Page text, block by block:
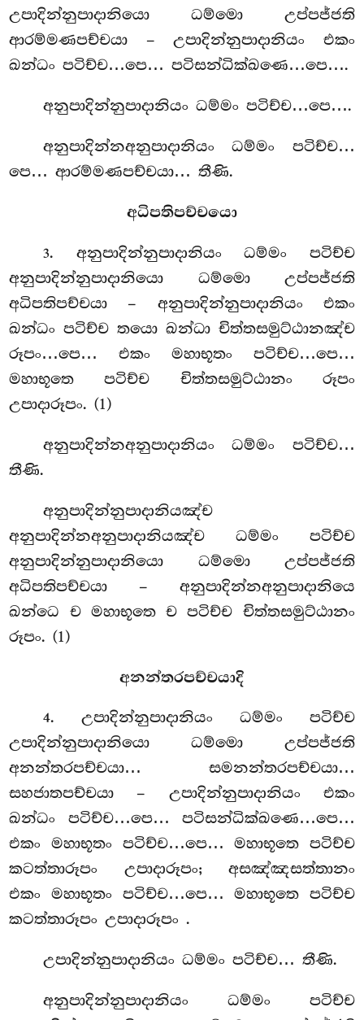
උපාදින්නුපාදානියො ධම්මො උප්පජ්ජති
ආරම්මණපච්චයා – උපාදින්නුපාදානියං එකං
ඛන්ධං පටිච්ච…පෙ… පටිසන්ධික්ඛණෙ…පෙ….
අනුපාදින්නුපාදානියංධම්මං පටිච්ච…පෙ….
අනුපාදින්නඅනුපාදානියං ධම්මං පටිච්ච…
පෙ… ආරම්මණපච්චයා… තීණි.
අධිපතිපච්චයො
3. අනුපාදින්නුපාදානියං ධම්මං පටිච්ච
අනුපාදින්නුපාදානියො ධම්මො උප්පජ්ජති
අධිපතිපච්චයා – අනුපාදින්නුපාදානියං එකං
ඛන්ධං පටිච්ච තයො ඛන්ධා චිත්තසමුට්ඨානඤ්ච
රූපං…පෙ… එකං මහාභූතං පටිච්ච…පෙ…
මහාභූතෙ පටිච්ච චිත්තසමුට්ඨානං රූපං
උපාදාරූපං. (1)
අනුපාදින්නඅනුපාදානියං ධම්මං පටිච්ච…
තීණි.
අනුපාදින්නුපාදානියඤ්ච
අනුපාදින්නඅනුපාදානියඤ්ච ධම්මං පටිච්ච
අනුපාදින්නුපාදානියො ධම්මො උප්පජ්ජති
අධිපතිපච්චයා – අනුපාදින්නඅනුපාදානියෙ
ඛන්ධෙ ච මහාභූතෙ ච පටිච්ච චිත්තසමුට්ඨානං
රූපං. (1)
අනන්තරපච්චයාදි
4. උපාදින්නුපාදානියං ධම්මං පටිච්ච
උපාදින්නුපාදානියො ධම්මො උප්පජ්ජති
අනන්තරපච්චයා… සමනන්තරපච්චයා…
සහජාතපච්චයා – උපාදින්නුපාදානියං එකං
ඛන්ධං පටිච්ච…පෙ… පටිසන්ධික්ඛණෙ…පෙ…
එකං මහාභූතං පටිච්ච…පෙ… මහාභූතෙ පටිච්ච
කටත්තාරූපං උපාදාරූපං; අසඤ්ඤසත්තානං
එකං මහාභූතං පටිච්ච…පෙ… මහාභූතෙ පටිච්ච
කටත්තාරූපං උපාදාරූපං.
උපාදින්නුපාදානියං ධම්මං පටිච්ච… තීණි.
අනුපාදින්නුපාදානියං ධම්මං පටිච්ච